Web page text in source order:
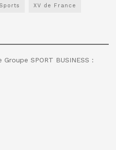
XV de France
SPORT BUSINESS :